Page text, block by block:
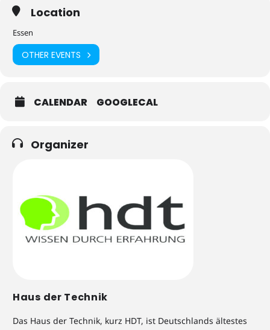
Location
Essen
OTHER EVENTS
CALENDAR GOOGLECAL
Organizer
Haus der Technik
Das Haus der Technik, kurz HDT, ist Deutschlands ältestes